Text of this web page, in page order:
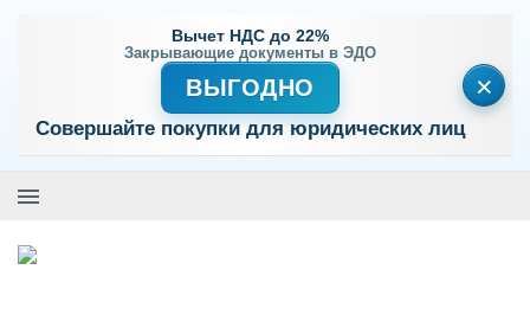
Вычет НДС до 22%
Закрывающие документы в ЭДО
ВЫГОДНО
Совершайте покупки для юридических лиц
×